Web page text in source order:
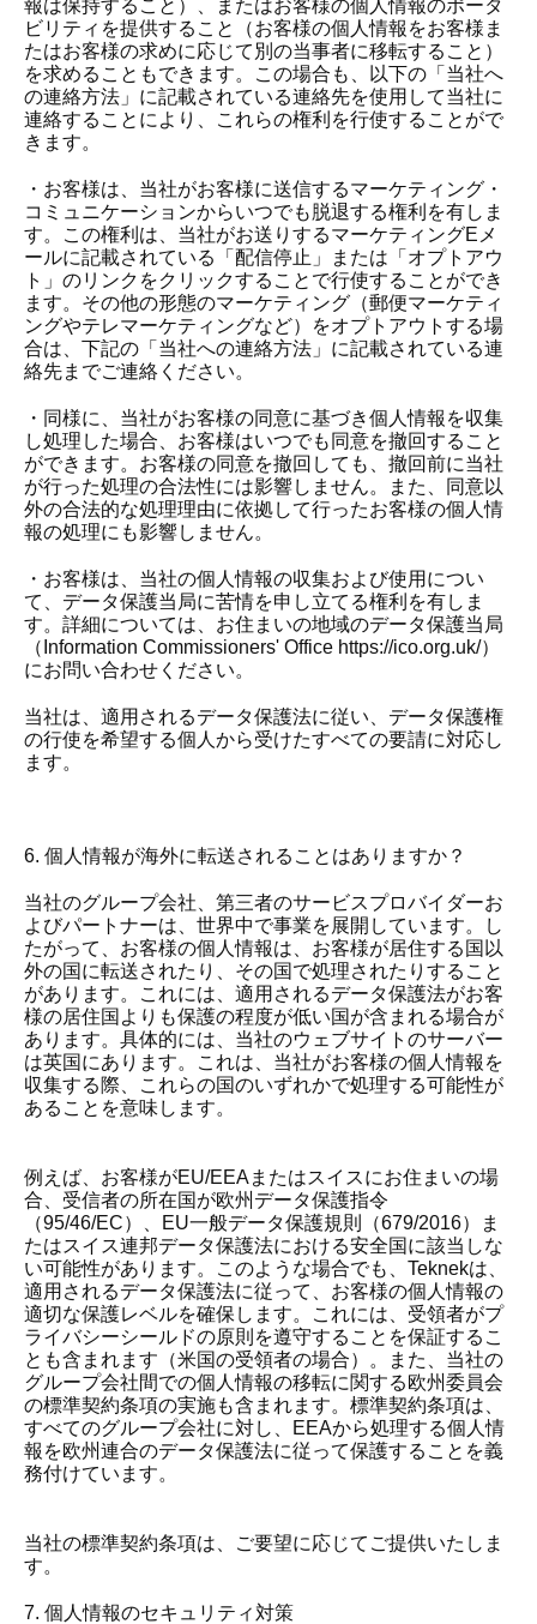
報は保持すること）、またはお客様の個人情報のポータ
ビリティを提供すること（お客様の個人情報をお客様ま
たはお客様の求めに応じて別の当事者に移転すること）
を求めることもできます。この場合も、以下の「当社へ
の連絡方法」に記載されている連絡先を使用して当社に
連絡することにより、これらの権利を行使することがで
きます。
・お客様は、当社がお客様に送信するマーケティング・
コミュニケーションからいつでも脱退する権利を有しま
す。この権利は、当社がお送りするマーケティングEメ
ールに記載されている「配信停止」または「オプトアウ
ト」のリンクをクリックすることで行使することができ
ます。その他の形態のマーケティング（郵便マーケティ
ングやテレマーケティングなど）をオプトアウトする場
合は、下記の「当社への連絡方法」に記載されている連
絡先までご連絡ください。
・同様に、当社がお客様の同意に基づき個人情報を収集
し処理した場合、お客様はいつでも同意を撤回すること
ができます。お客様の同意を撤回しても、撤回前に当社
が行った処理の合法性には影響しません。また、同意以
外の合法的な処理理由に依拠して行ったお客様の個人情
報の処理にも影響しません。
・お客様は、当社の個人情報の収集および使用につい
て、データ保護当局に苦情を申し立てる権利を有しま
す。詳細については、お住まいの地域のデータ保護当局
（Information Commissioners' Office https://ico.org.uk/）
にお問い合わせください。
当社は、適用されるデータ保護法に従い、データ保護権
の行使を希望する個人から受けたすべての要請に対応し
ます。
6. 個人情報が海外に転送されることはありますか？
当社のグループ会社、第三者のサービスプロバイダーお
よびパートナーは、世界中で事業を展開しています。し
たがって、お客様の個人情報は、お客様が居住する国以
外の国に転送されたり、その国で処理されたりすること
があります。これには、適用されるデータ保護法がお客
様の居住国よりも保護の程度が低い国が含まれる場合が
あります。具体的には、当社のウェブサイトのサーバー
は英国にあります。これは、当社がお客様の個人情報を
収集する際、これらの国のいずれかで処理する可能性が
あることを意味します。
例えば、お客様がEU/EEAまたはスイスにお住まいの場
合、受信者の所在国が欧州データ保護指令
（95/46/EC）、EU一般データ保護規則（679/2016）ま
たはスイス連邦データ保護法における安全国に該当しな
い可能性があります。このような場合でも、Teknekは、
適用されるデータ保護法に従って、お客様の個人情報の
適切な保護レベルを確保します。これには、受領者がプ
ライバシーシールドの原則を遵守することを保証するこ
とも含まれます（米国の受領者の場合）。また、当社の
グループ会社間での個人情報の移転に関する欧州委員会
の標準契約条項の実施も含まれます。標準契約条項は、
すべてのグループ会社に対し、EEAから処理する個人情
報を欧州連合のデータ保護法に従って保護することを義
務付けています。
当社の標準契約条項は、ご要望に応じてご提供いたしま
す。
7. 個人情報のセキュリティ対策